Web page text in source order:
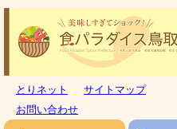
とりネット
サイトマップ
お問い合わせ